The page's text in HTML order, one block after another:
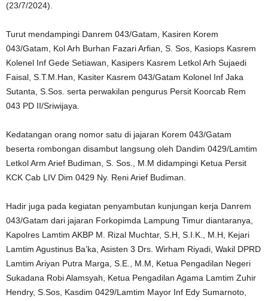
(23/7/2024).
Turut mendampingi Danrem 043/Gatam, Kasiren Korem
043/Gatam, Kol Arh Burhan Fazari Arfian, S. Sos, Kasiops Kasrem
Kolenel Inf Gede Setiawan, Kasipers Kasrem Letkol Arh Sujaedi
Faisal, S.T.M.Han, Kasiter Kasrem 043/Gatam Kolonel Inf Jaka
Sutanta, S.Sos. serta perwakilan pengurus Persit Koorcab Rem
043 PD II/Sriwijaya.
Kedatangan orang nomor satu di jajaran Korem 043/Gatam
beserta rombongan disambut langsung oleh Dandim 0429/Lamtim
Letkol Arm Arief Budiman, S. Sos., M.M didampingi Ketua Persit
KCK Cab LIV Dim 0429 Ny. Reni Arief Budiman.
Hadir juga pada kegiatan penyambutan kunjungan kerja Danrem
043/Gatam dari jajaran Forkopimda Lampung Timur diantaranya,
Kapolres Lamtim AKBP M. Rizal Muchtar, S.H, S.I.K., M.H, Kejari
Lamtim Agustinus Ba’ka, Asisten 3 Drs. Wirham Riyadi, Wakil DPRD
Lamtim Ariyan Putra Marga, S.E., M.M, Ketua Pengadilan Negeri
Sukadana Robi Alamsyah, Ketua Pengadilan Agama Lamtim Zuhir
Hendry, S.Sos, Kasdim 0429/Lamtim Mayor Inf Edy Sumarnoto,